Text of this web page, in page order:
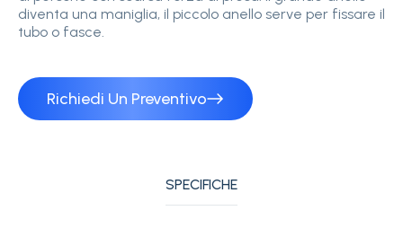
diventa una maniglia, il piccolo anello serve per fissare il
tubo o fasce.
Richiedi Un Preventivo
SPECIFICHE